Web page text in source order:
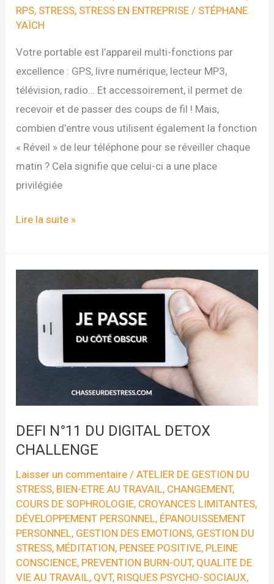
RPS, STRESS, STRESS EN ENTREPRISE / STÉPHANE
YAÏCH
Votre portable est l’appareil multi-fonctions par
excellence : GPS, livre numérique, lecteur MP3,
télévision, radio… Et accessoirement, il permet de
recevoir et de passer des coups de fil ! Mais,
combien d’entre vous utilisent également la fonction
« Réveil » de leur téléphone pour se réveiller chaque
matin ? Cela signifie que celui-ci a une place
privilégiée
DEFI
DETOX
CHALLENGE
Lire la suite »
DEFI N°11 DU DIGITAL DETOX
CHALLENGE
Laisser un commentaire /ATELIER DE GESTION DU
STRESS, BIEN-ETRE AU TRAVAIL, CHANGEMENT,
COURS DE SOPHROLOGIE, CROYANCES LIMITANTES,
DÉVELOPPEMENT PERSONNEL, ÉPANOUISSEMENT
PERSONNEL, GESTION DES EMOTIONS, GESTION DU
STRESS, MÉDITATION, PENSEE POSITIVE, PLEINE
CONSCIENCE, PREVENTION BURN-OUT, QUALITE DE
VIE AU TRAVAIL, QVT, RISQUES PSYCHO-SOCIAUX,